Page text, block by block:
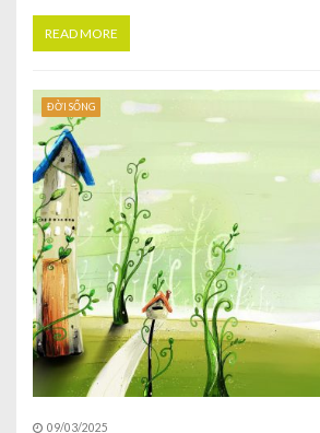
READ MORE
ĐỜI SỐNG
09/03/2025